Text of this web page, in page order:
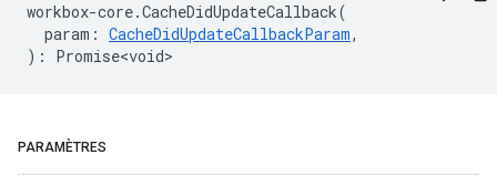
workbox-core.CacheDidUpdateCallback(
param : CacheDidUpdateCallbackParam,
) : Promise<void>
PARAMÈTRES